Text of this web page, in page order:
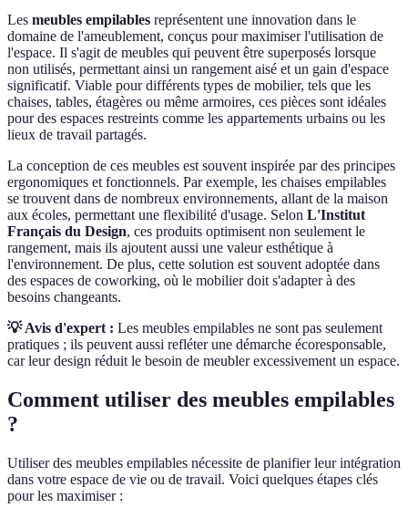
Les meubles empilables représentent une innovation dans le
domaine de l'ameublement, conçus pour maximiser l'utilisation de
l'espace. Il s'agit de meubles qui peuvent être superposés lorsque
non utilisés, permettant ainsi un rangement aisé et un gain d'espace
significatif. Viable pour différents types de mobilier, tels que les
chaises, tables, étagères ou même armoires, ces pièces sont idéales
pour des espaces restreints comme les appartements urbains ou les
lieux de travail partagés.
La conception de ces meubles est souvent inspirée par des principes
ergonomiques et fonctionnels. Par exemple, les chaises empilables
se trouvent dans de nombreux environnements, allant de la maison
aux écoles, permettant une flexibilité d'usage. Selon L'Institut
Français du Design, ces produits optimisent non seulement le
rangement, mais ils ajoutent aussi une valeur esthétique à
l'environnement. De plus, cette solution est souvent adoptée dans
des espaces de coworking, où le mobilier doit s'adapter à des
besoins changeants.
💡 Avis d'expert : Les meubles empilables ne sont pas seulement
pratiques ; ils peuvent aussi refléter une démarche écoresponsable,
car leur design réduit le besoin de meubler excessivement un espace.
Comment utiliser des meubles empilables
?
Utiliser des meubles empilables nécessite de planifier leur intégration
dans votre espace de vie ou de travail. Voici quelques étapes clés
pour les maximiser :